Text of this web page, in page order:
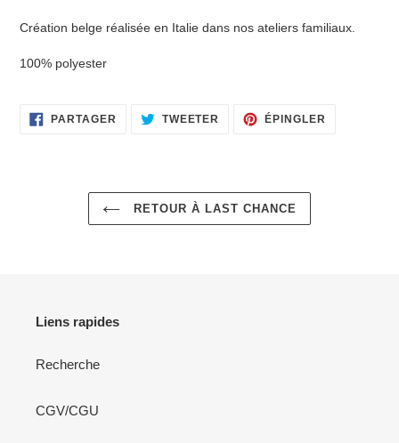
Création belge réalisée en Italie dans nos ateliers familiaux.
100% polyester
PARTAGER PARTAGER
SUR
TWEETER TWEETER
SUR
ÉPINGLER
RETOUR À LAST CHANCE
Liens rapides
Recherche
CGV/CGU